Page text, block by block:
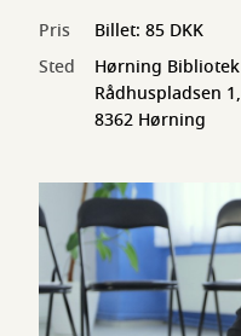
Pris
Billet: 85 DKK
Sted
Hørning Bibliotek
Rådhuspladsen 1,
8362 Hørning